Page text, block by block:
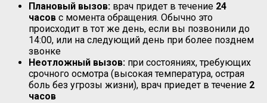
Плановый вызов: врач придет в течение 24
часов с момента обращения. Обычно это
происходит в тот же день, если вы позвонили до
14:00, или на следующий день при более позднем
звонке
Неотложный вызов: при состояниях, требующих
срочного осмотра (высокая температура, острая
боль без угрозы жизни), врач приедет в течение 2
часов